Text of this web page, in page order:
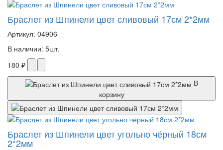
Браслет из Шпинели цвет сливовый 17см 2*2мм
Артикул: 04906
В наличии: 5шт.
180 ₽
В
корзину
Браслет из Шпинели цвет угольно чёрный 18см
2*2мм